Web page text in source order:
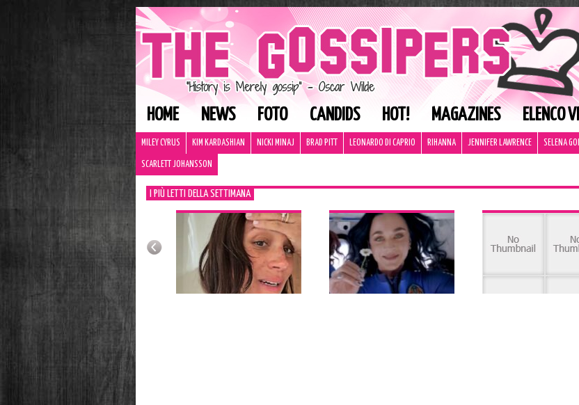
HOME NEWS FOTO CANDIDS HOT! MAGAZINES ELENCO
MILEY CYRUS KIM KARDASHIAN NICKI MINAJ BRAD PITT LEONARDO DI CAPRIO RIHANNA JENNIFER LAWRENCE SELENA
SCARLETT JOHANSSON
I PIÙ LETTI DELLA SETTIMANA